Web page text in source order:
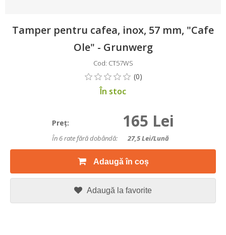
Tamper pentru cafea, inox, 57 mm, "Cafe
Ole" - Grunwerg
Cod: CT57WS
În stoc
Preţ: 165 Lei
În 6 rate fără dobândă: 27,5Lei/lună
Adaugă în coș
Adaugă la favorite